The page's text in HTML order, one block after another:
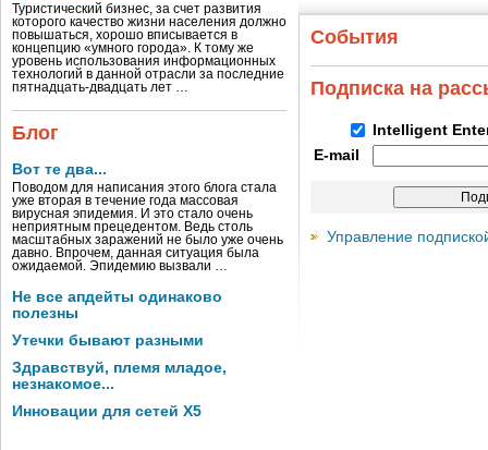
Туристический бизнес, за счет развития
которого качество жизни населения должно
повышаться, хорошо вписывается в
концепцию «умного города». К тому же
уровень использования информационных
технологий в данной отрасли за последние
пятнадцать-двадцать лет …
Блог
Вот те два...
Поводом для написания этого блога стала
уже вторая в течение года массовая
вирусная эпидемия. И это стало очень
неприятным прецедентом. Ведь столь
масштабных заражений не было уже очень
давно. Впрочем, данная ситуация была
ожидаемой. Эпидемию вызвали …
Не все апдейты одинаково
полезны
Утечки бывают разными
Здравствуй, племя младое,
незнакомое...
Инновации для сетей X5
События
Подписка на
Intelligent
E-mail
Управление